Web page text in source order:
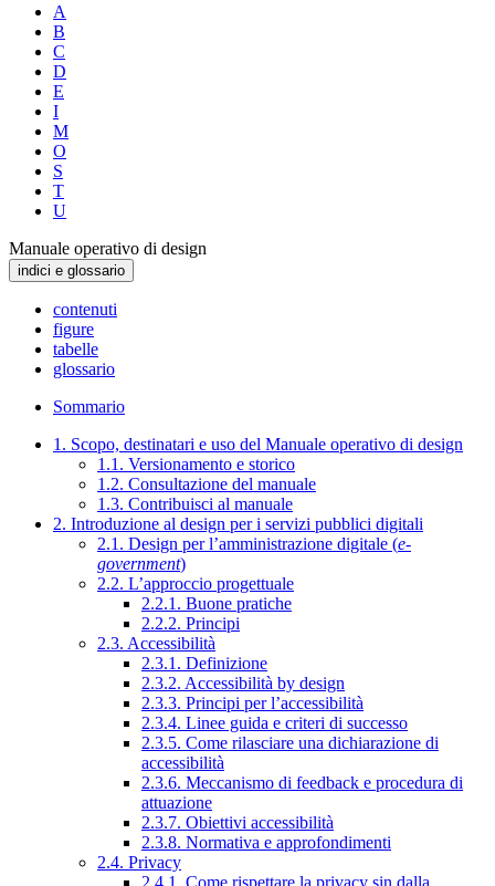
A
B
C
D
E
I
M
O
S
T
U
Manuale operativo di design
indici e glossario
contenuti
figure
tabelle
glossario
Sommario
1. Scopo, destinatari e uso del Manuale operativo di design
1.1. Versionamento e storico
1.2. Consultazione del manuale
1.3. Contribuisci al manuale
2. Introduzione al design per i servizi pubblici digitali
2.1. Design per l’amministrazione digitale (e-
government)
2.2. L’approccio progettuale
2.2.1. Buone pratiche
2.2.2. Principi
2.3. Accessibilità
2.3.1. Definizione
2.3.2. Accessibilità by design
2.3.3. Principi per l’accessibilità
2.3.4. Linee guida e criteri di successo
2.3.5. Come rilasciare una dichiarazione di
accessibilità
2.3.6. Meccanismo di feedback e procedura di
attuazione
2.3.7. Obiettivi accessibilità
2.3.8. Normativa e approfondimenti
2.4. Privacy
2.4.1. Come rispettare la privacy sin dalla